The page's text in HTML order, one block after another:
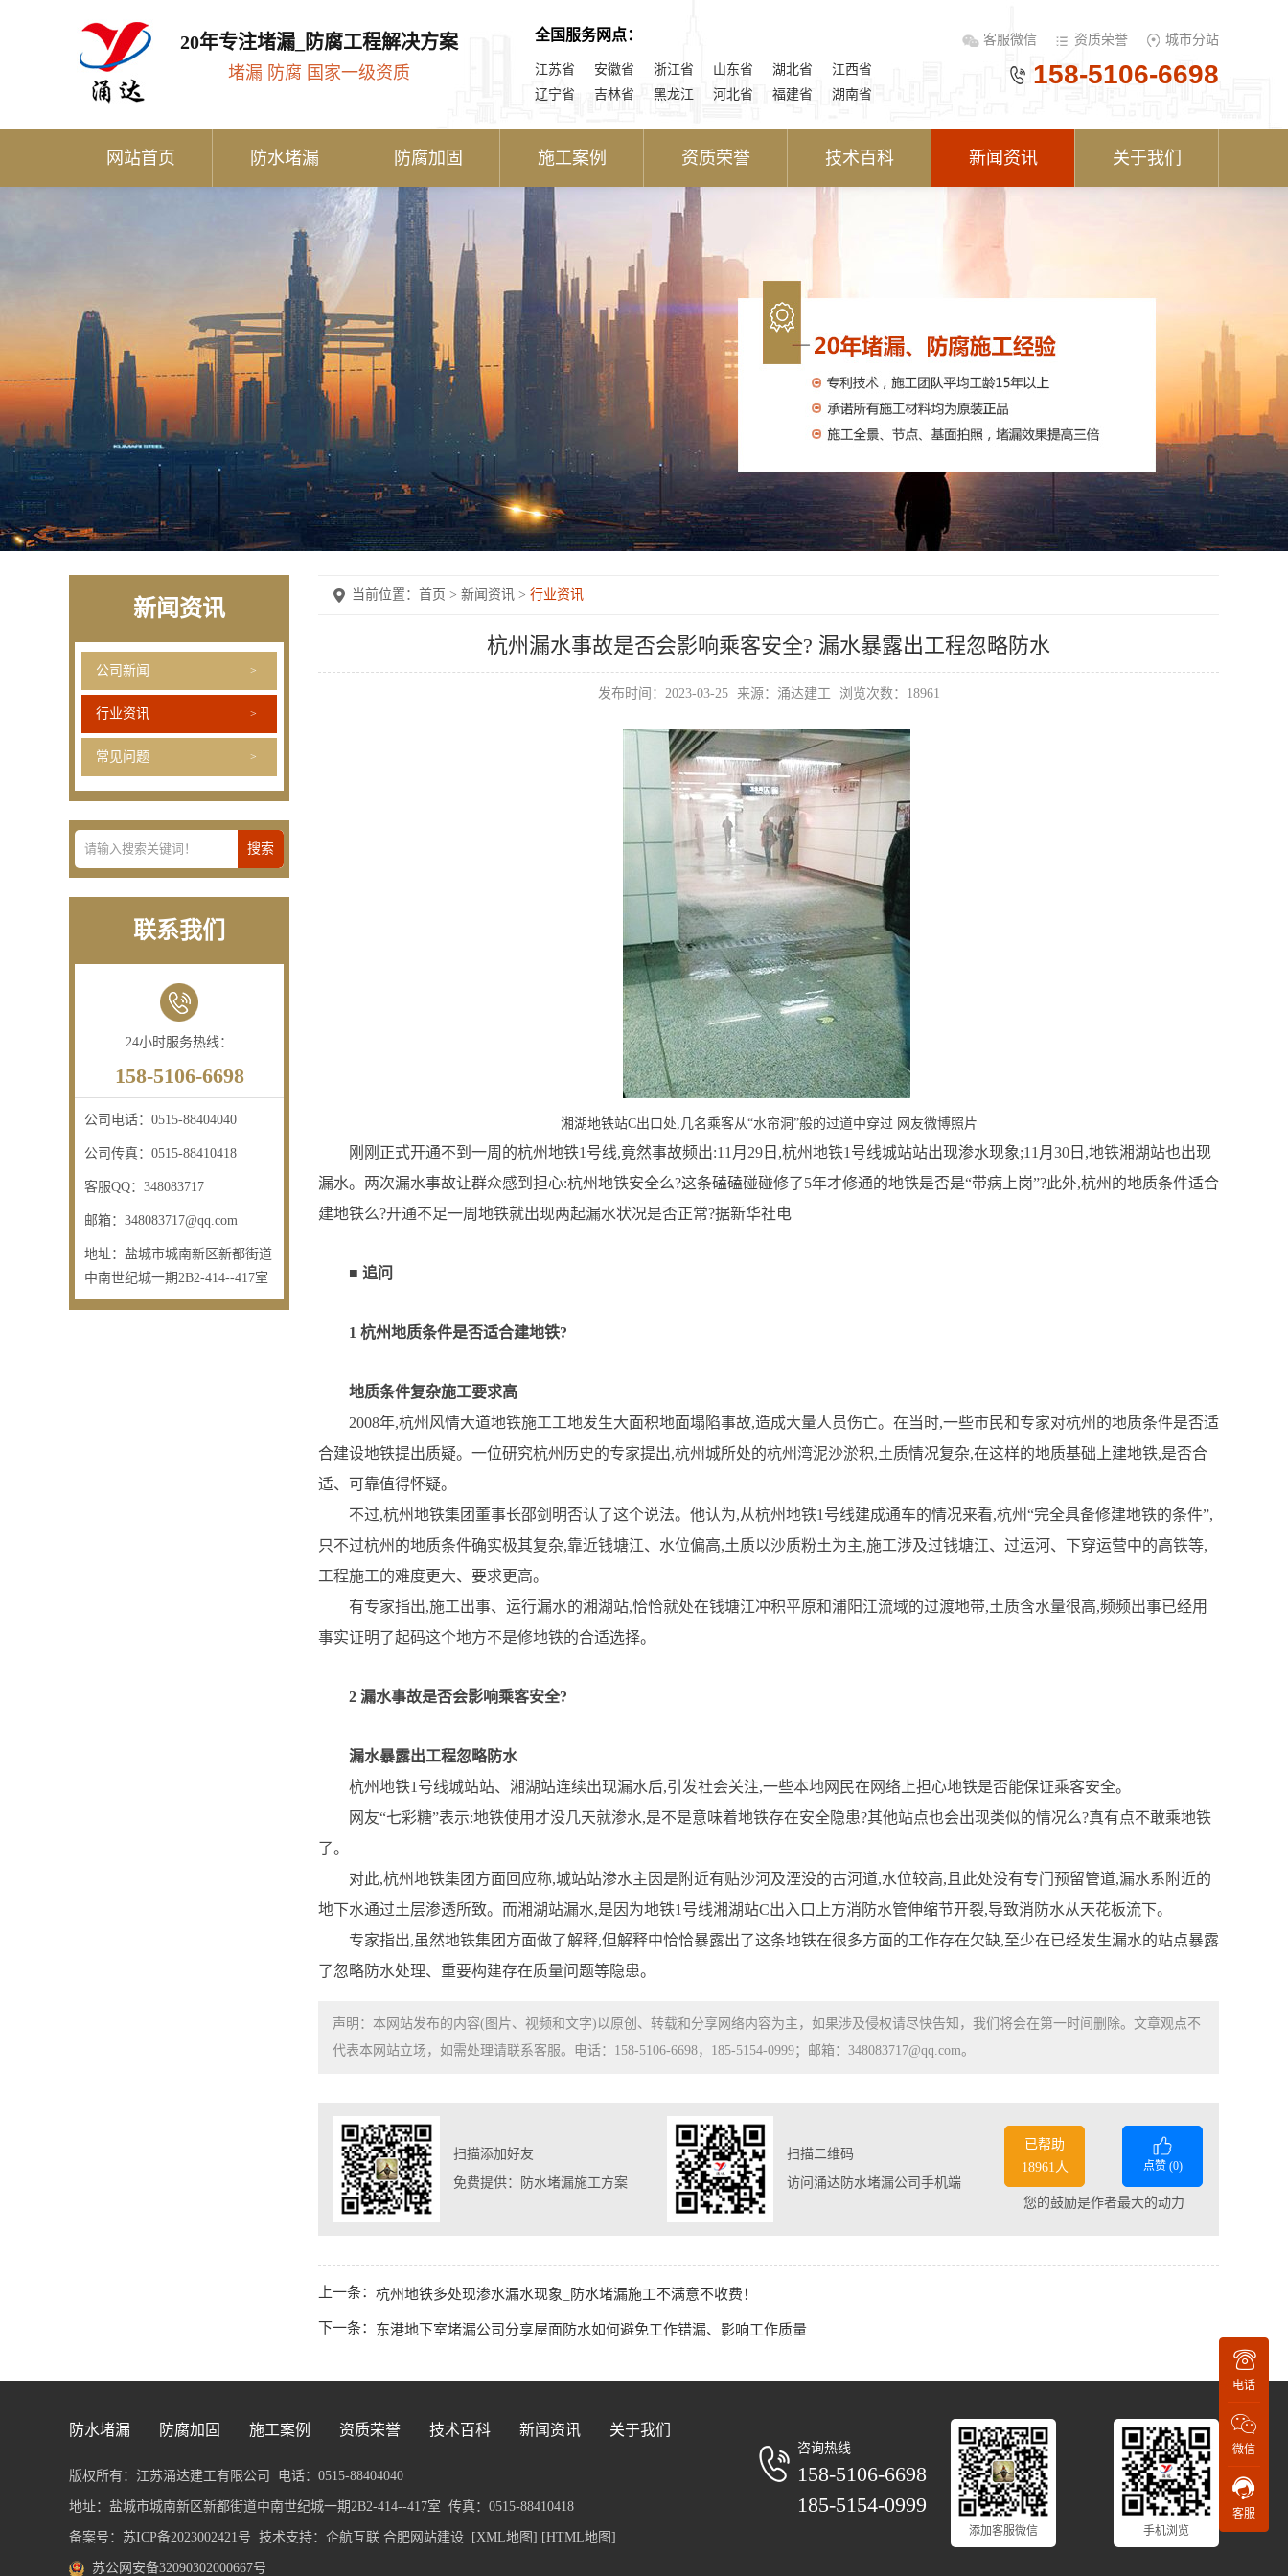
20年专注堵漏_防腐工程解决方案
堵漏 防腐 国家一级资质
全国服务网点：
江苏省 安徽省 浙江省 山东省 湖北省
江西省
辽宁省
吉林省 黑龙江 河北省 福建省 湖南省
客服微信 资质荣誉 城市分站
158-5106-6698
网站首页 防水堵漏 防腐加固 施工案例 资质荣誉 技术百科 新闻资讯 关于我们
新闻资讯
公司新闻
行业资讯
常见问题
联系我们
24小时服务热线：
158-5106-6698
公司电话： 0515-88404040
公司传真： 0515-88410418
客服QQ： 348083717
邮箱： 348083717@qq.com
地址： 盐城市城南新区新都街道
中南世纪城一期2B2-414--417室
当前位置： 首页 > 新闻资讯 > 行业资讯
杭州漏水事故是否会影响乘客安全? 漏水暴露出工程忽略防水
发布时间：2023-03-25 来源：涌达建工 浏览次数：18961
湘湖地铁站C出口处,几名乘客从“水帘洞”般的过道中穿过 网友微博照片
刚刚正式开通不到一周的杭州地铁1号线,竟然事故频出:11月29日,杭州地铁1号线城站站出现渗水现象;11月30日,地铁湘湖站也出现
漏水。两次漏水事故让群众感到担心:杭州地铁安全么?这条磕磕碰碰修了5年才修通的地铁是否是“带病上岗”?此外,杭州的地质条件适合
建地铁么?开通不足一周地铁就出现两起漏水状况是否正常?据新华社电
■ 追问
1 杭州地质条件是否适合建地铁?
地质条件复杂施工要求高
2008年,杭州风情大道地铁施工工地发生大面积地面塌陷事故,造成大量人员伤亡。在当时,一些市民和专家对杭州的地质条件是否适
合建设地铁提出质疑。一位研究杭州历史的专家提出,杭州城所处的杭州湾泥沙淤积,土质情况复杂,在这样的地质基础上建地铁,是否合
适、可靠值得怀疑。
不过,杭州地铁集团董事长邵剑明否认了这个说法。他认为,从杭州地铁1号线建成通车的情况来看,杭州“完全具备修建地铁的条件”,
只不过杭州的地质条件确实极其复杂,靠近钱塘江、水位偏高,土质以沙质粉土为主,施工涉及过钱塘江、过运河、下穿运营中的高铁等,
工程施工的难度更大、要求更高。
有专家指出,施工出事、运行漏水的湘湖站,恰恰就处在钱塘江冲积平原和浦阳江流域的过渡地带,土质含水量很高,频频出事已经用
事实证明了起码这个地方不是修地铁的合适选择。
2 漏水事故是否会影响乘客安全?
漏水暴露出工程忽略防水
杭州地铁1号线城站站、湘湖站连续出现漏水后,引发社会关注,一些本地网民在网络上担心地铁是否能保证乘客安全。
网友“七彩糖”表示:地铁使用才没几天就渗水,是不是意味着地铁存在安全隐患?其他站点也会出现类似的情况么?真有点不敢乘地铁
了。
对此,杭州地铁集团方面回应称,城站站渗水主因是附近有贴沙河及湮没的古河道,水位较高,且此处没有专门预留管道,漏水系附近的
地下水通过土层渗透所致。而湘湖站漏水,是因为地铁1号线湘湖站C出入口上方消防水管伸缩节开裂,导致消防水从天花板流下。
专家指出,虽然地铁集团方面做了解释,但解释中恰恰暴露出了这条地铁在很多方面的工作存在欠缺,至少在已经发生漏水的站点暴露
了忽略防水处理、重要构建存在质量问题等隐患。
声明：本网站发布的内容(图片、视频和文字)以原创、转载和分享网络内容为主，如果涉及侵权请尽快告知，我们将会在第一时间删除。文章观点不
代表本网站立场，如需处理请联系客服。电话：158-5106-6698，185-5154-0999；邮箱：348083717@qq.com。
扫描添加好友
免费提供：防水堵漏施工方案
扫描二维码
访问涌达防水堵漏公司手机端
已帮助
18961人
点赞 (0)
您的鼓励是作者最大的动力
上一条： 杭州地铁多处现渗水漏水现象_防水堵漏施工不满意不收费！
下一条： 东港地下室堵漏公司分享屋面防水如何避免工作错漏、影响工作质量
防水堵漏 防腐加固 施工案例 资质荣誉 技术百科 新闻资讯 关于我们
版权所有：江苏涌达建工有限公司 电话：0515-88404040
地址：盐城市城南新区新都街道中南世纪城一期2B2-414--417室 传真：0515-88410418
备案号： 苏ICP备2023002421号 技术支持：企航互联 合肥网站建设 [XML地图] [HTML地图]
苏公网安备32090302000667号
咨询热线
158-5106-6698
185-5154-0999
添加客服微信 手机浏览
电话
微信
客服